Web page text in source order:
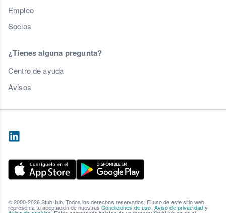
Empleo
Socios
¿Tienes alguna pregunta?
Centro de ayuda
Avisos
© 2000-2026 StubHub. Todos los derechos reservados. El uso de este sitio web
representa tu aceptación de nuestras Condiciones de uso, Aviso de privacidady